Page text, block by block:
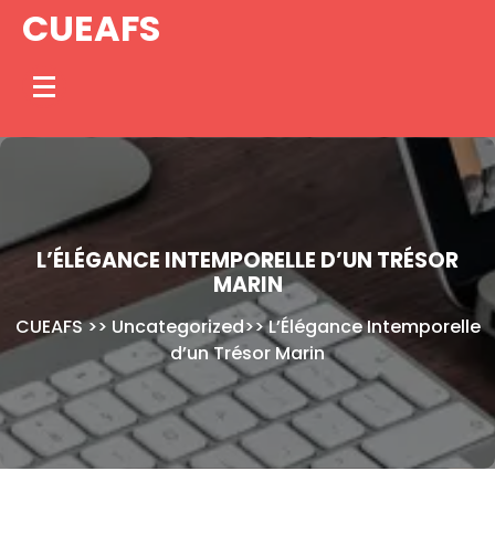
SkipCUEAFS
L’ÉLÉGANCE INTEMPORELLE D’UN TRÉSOR
MARIN
CUEAFS>> Uncategorized>>L’Élégance Intemporelle
d’un Trésor Marin